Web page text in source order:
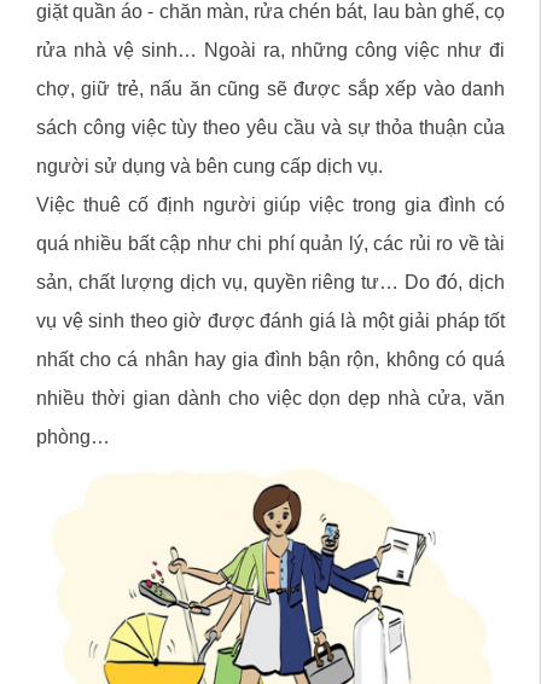
giặt quần áo - chăn màn, rửa chén bát, lau bàn ghế, cọ
rửa nhà vệ sinh… Ngoài ra, những công việc như đi
chợ, giữ trẻ, nấu ăn cũng sẽ được sắp xếp vào danh
sách công việc tùy theo yêu cầu và sự thỏa thuận của
người sử dụng và bên cung cấp dịch vụ.
Việc thuê cố định người giúp việc trong gia đình có
quá nhiều bất cập như chi phí quản lý, các rủi ro về tài
sản, chất lượng dịch vụ, quyền riêng tư… Do đó, dịch
vụ vệ sinh theo giờ được đánh giá là một giải pháp tốt
nhất cho cá nhân hay gia đình bận rộn, không có quá
nhiều thời gian dành cho việc dọn dẹp nhà cửa, văn
phòng…